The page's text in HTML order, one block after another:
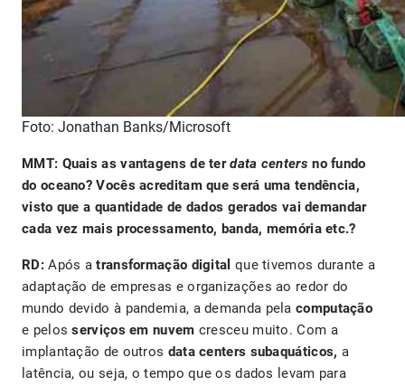
Foto: Jonathan Banks/Microsoft
MMT: Quais as vantagens de terdata centers no fundo
do oceano? Vocês acreditam que será uma tendência,
visto que a quantidade de dados gerados vai demandar
cada vez mais processamento, banda, memória etc.?
RD:Após atransformação digital que tivemos durante a
adaptação de empresas e organizações ao redor do
mundo devido à pandemia, a demanda pela computação
e pelosserviços em nuvem cresceu muito. Com a
implantação de outros data centers subaquáticos, a
latência, ou seja, o tempo que os dados levam para